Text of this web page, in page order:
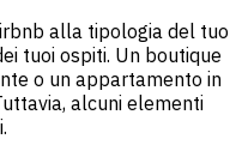
alla tipologia del tuo
tuoi ospiti. Un boutique
o un appartamento in
alcuni elementi